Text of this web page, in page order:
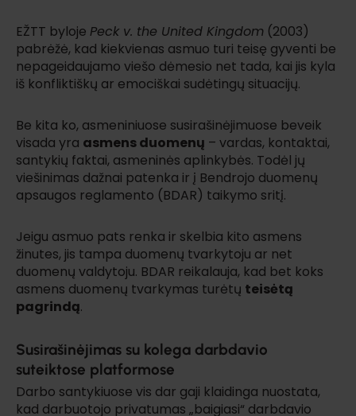
EŽTT byloje Peck v. the United Kingdom (2003)
pabrėžė, kad kiekvienas asmuo turi teisę gyventi be
nepageidaujamo viešo dėmesio net tada, kai jis kyla
iš konfliktiškų ar emociškai sudėtingų situacijų.
Be kita ko, asmeniniuose susirašinėjimuose beveik
visada yra asmens duomenų – vardas, kontaktai,
santykių faktai, asmeninės aplinkybės. Todėl jų
viešinimas dažnai patenka ir į Bendrojo duomenų
apsaugos reglamento (BDAR) taikymo sritį.
Jeigu asmuo pats renka ir skelbia kito asmens
žinutes, jis tampa duomenų tvarkytoju ar net
duomenų valdytoju. BDAR reikalauja, kad bet koks
asmens duomenų tvarkymas turėtų teisėtą
pagrindą.
Susirašinėjimas su kolega darbdavio
suteiktose platformose
Darbo santykiuose vis dar gaji klaidinga nuostata,
kad darbuotojo privatumas „baigiasi“ darbdavio